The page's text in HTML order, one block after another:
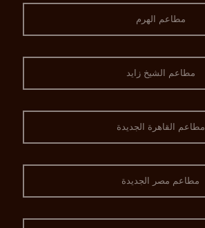
مطاعم الهرم
مطاعم الشيخ زايد
مطاعم القاهرة الجديدة
مطاعم مصر الجديدة